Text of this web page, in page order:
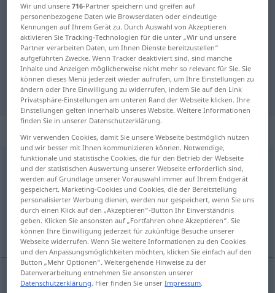
Englisch-Deutsch Übersetzung für
"self-reliance"
"self-reliance" Deutsch
Übersetzung
„self-reliance“ : noun
self-reliances
Übersicht aller Übersetzungen
(Für mehr Details die Übersetzung anklicken/antippen)
Selbstvertrauen
Wir und unsere716-Partner speichern und greifen auf
personenbezogene Daten wie Browserdaten oder eindeutige
Kennungen auf Ihrem Gerät zu. Durch Auswahl von Akzeptieren
aktivieren Sie Tracking-Technologien für die unter „Wir und unsere
Partner verarbeiten Daten, um Ihnen Dienste bereitzustellen“
aufgeführten Zwecke. Wenn Tracker deaktiviert sind, sind manche
Inhalte und Anzeigen möglicherweise nicht mehr so relevant für Sie. Sie
können dieses Menü jederzeit wieder aufrufen, um Ihre Einstellungen zu
ändern oder Ihre Einwilligung zu widerrufen, indem Sie auf den Link
Privatsphäre-Einstellungen am unteren Rand der Webseite klicken. Ihre
Einstellungen gelten innerhalb unseres Website. Weitere Informationen
finden Sie in unserer Datenschutzerklärung.
Wir verwenden Cookies, damit Sie unsere Webseite bestmöglich nutzen
und wir besser mit Ihnen kommunizieren können. Notwendige,
funktionale und statistische Cookies, die für den Betrieb der Webseite
und der statistischen Auswertung unserer Webseite erforderlich sind,
werden auf Grundlage unserer Vorauswahl immer auf Ihrem Endgerät
gespeichert. Marketing-Cookies und Cookies, die der Bereitstellung
personalisierter Werbung dienen, werden nur gespeichert, wenn Sie uns
durch einen Klick auf den „Akzeptieren“-Button Ihr Einverständnis
geben. Klicken Sie ansonsten auf „Fortfahren ohne Akzeptieren“. Sie
können Ihre Einwilligung jederzeit für zukünftige Besuche unserer
Webseite widerrufen. Wenn Sie weitere Informationen zu den Cookies
und den Anpassungsmöglichkeiten möchten, klicken Sie einfach auf den
Button „Mehr Optionen“. Weitergehende Hinweise zu der
Datenverarbeitung entnehmen Sie ansonsten unserer
Datenschutzerklärung. Hier finden Sie unserImpressum.